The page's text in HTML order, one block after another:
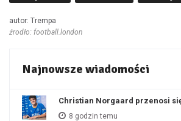
autor: Trempa
źrodło: football.london
Najnowsze wiadomości
Christian Norgaard przenosi
8 godzin temu